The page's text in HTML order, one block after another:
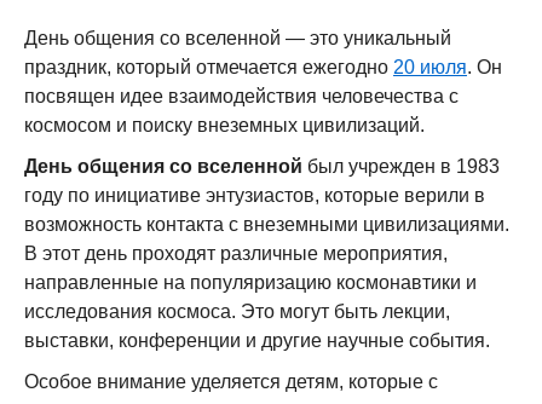
День общения со вселенной — это уникальный
праздник, который отмечается ежегодно 20 июля. Он
посвящен идее взаимодействия человечества с
космосом и поиску внеземных цивилизаций.
День общения со вселенной был учрежден в 1983
году по инициативе энтузиастов, которые верили в
возможность контакта с внеземными цивилизациями.
В этот день проходят различные мероприятия,
направленные на популяризацию космонавтики и
исследования космоса. Это могут быть лекции,
выставки, конференции и другие научные события.
Особое внимание уделяется детям, которые с